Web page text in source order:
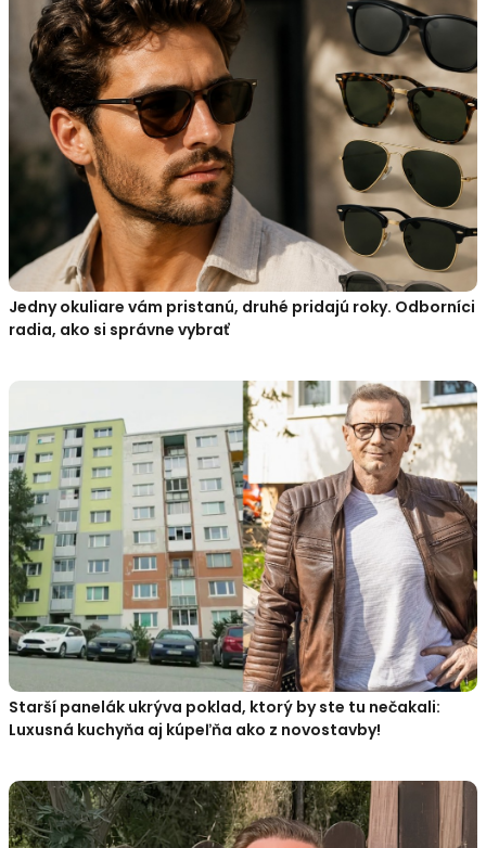
Jedny okuliare vám pristanú, druhé pridajú roky. Odborníci
radia, ako si správne vybrať
Starší panelák ukrýva poklad, ktorý by ste tu nečakali:
Luxusná kuchyňa aj kúpeľňa ako z novostavby!